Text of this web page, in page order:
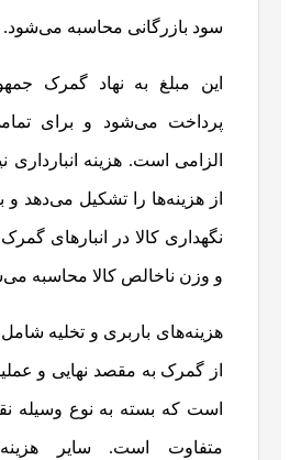
سود بازرگانی محاسبه می‌شود.
این مبلغ به نهاد گمرک
پرداخت می‌شود و برای
الزامی است. هزینه
از هزینه‌ها را تشکیل می‌دهد
نگهداری کالا در انبارهای گمرک
و وزن ناخالص کالا محاسبه
هزینه‌های باربری و تخلیه
از گمرک به مقصد نهایی و
است که بسته به نوع وسیله
متفاوت است. سایر